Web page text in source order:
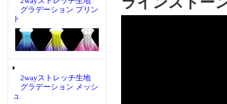
グラデーション プリン
ト
2wayストレッチ生地
グラデーション メッシ
ュ